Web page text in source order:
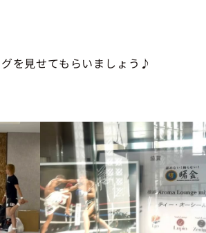
を見せてもらいましょう♪